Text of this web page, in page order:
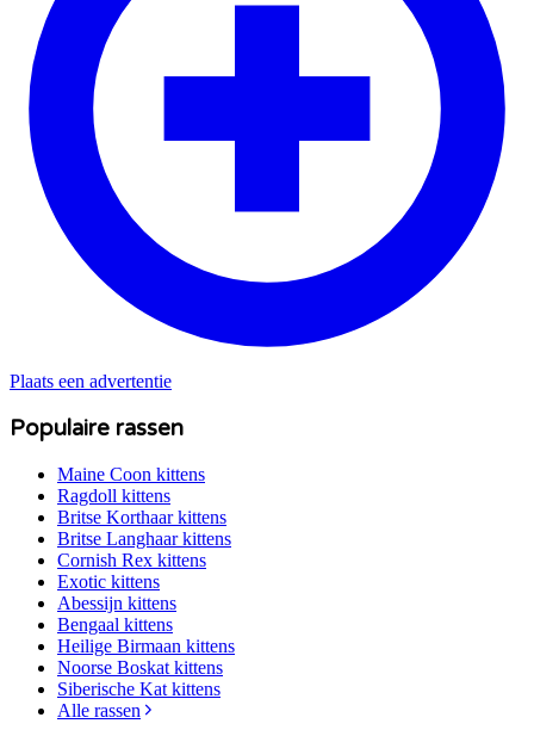
Plaats een advertentie
Populaire rassen
Maine Coon kittens
Ragdoll kittens
Britse Korthaarkittens
Britse Langhaarkittens
Cornish Rex kittens
Exotic kittens
Abessijn kittens
Bengaal kittens
Heilige Birmaan kittens
Noorse Boskat kittens
Siberische Kat kittens
Alle rassen